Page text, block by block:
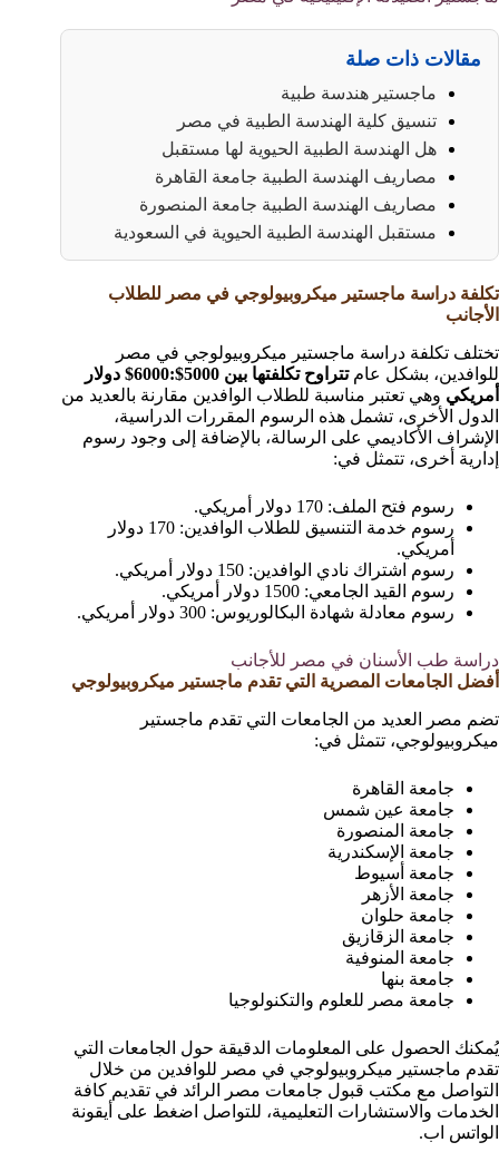
مقالات ذات صلة
ماجستير هندسة طبية
تنسيق كلية الهندسة الطبية في مصر
هل الهندسة الطبية الحيوية لها مستقبل
مصاريف الهندسة الطبية جامعة القاهرة
مصاريف الهندسة الطبية جامعة المنصورة
مستقبل الهندسة الطبية الحيوية في السعودية
تكلفة دراسة ماجستير ميكروبيولوجي في مصر للطلاب
الأجانب
تختلف تكلفة دراسة ماجستير ميكروبيولوجي في مصر
للوافدين، بشكل عام
تتراوح تكلفتها بين 5000$:6000$ دولار
أمريكي وهي تعتبر مناسبة للطلاب الوافدين مقارنة بالعديد من
الدول الأخرى، تشمل هذه الرسوم المقررات الدراسية،
الإشراف الأكاديمي على الرسالة، بالإضافة إلى وجود رسوم
إدارية أخرى، تتمثل في:
رسوم فتح الملف: 170 دولار أمريكي.
رسوم خدمة التنسيق للطلاب الوافدين: 170 دولار
أمريكي.
رسوم اشتراك نادي الوافدين: 150 دولار أمريكي.
رسوم القيد الجامعي: 1500 دولار أمريكي.
رسوم معادلة شهادة البكالوريوس: 300 دولار أمريكي.
دراسة طب الأسنان في مصر للأجانب
أفضل الجامعات المصرية التي تقدم ماجستير ميكروبيولوجي
تضم مصر العديد من الجامعات التي تقدم ماجستير
ميكروبيولوجي، تتمثل في:
جامعة القاهرة
جامعة عين شمس
جامعة المنصورة
جامعة الإسكندرية
جامعة أسيوط
جامعة الأزهر
جامعة حلوان
جامعة الزقازيق
جامعة المنوفية
جامعة بنها
جامعة مصر للعلوم والتكنولوجيا
يُمكنك الحصول على المعلومات الدقيقة حول الجامعات التي
تقدم ماجستير ميكروبيولوجي في مصر للوافدين من خلال
التواصل مع مكتب قبول جامعات مصر الرائد في تقديم كافة
الخدمات والاستشارات التعليمية، للتواصل اضغط على أيقونة
الواتس اب.